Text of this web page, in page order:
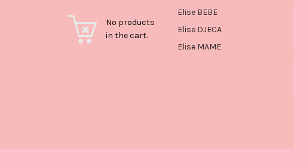
No products
in the cart.
Elise BEBE
Elise DJECA
Elise MAME